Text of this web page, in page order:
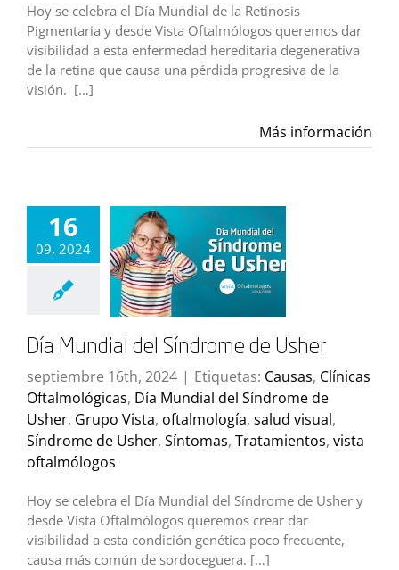
Hoy se celebra el Día Mundial de la Retinosis
Pigmentaria y desde Vista Oftalmólogos queremos dar
visibilidad a esta enfermedad hereditaria degenerativa
de la retina que causa una pérdida progresiva de la
visión. […]
Más información
16
09, 2024
Día Mundial del Síndrome de Usher
septiembre 16th, 2024 | Etiquetas: Causas, Clínicas
Oftalmológicas, Día Mundial del Síndrome de
Usher, Grupo Vista, oftalmología, salud visual,
Síndrome de Usher, Síntomas, Tratamientos, vista
oftalmólogos
Hoy se celebra el Día Mundial del Síndrome de Usher y
desde Vista Oftalmólogos queremos crear dar
visibilidad a esta condición genética poco frecuente,
causa más común de sordoceguera. […]